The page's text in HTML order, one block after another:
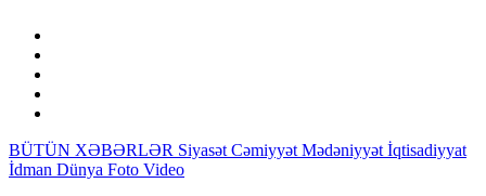
BÜTÜN XƏBƏRLƏR Siyasət Cəmiyyət Mədəniyyət İqtisadiyyat
İdman Dünya Foto Video